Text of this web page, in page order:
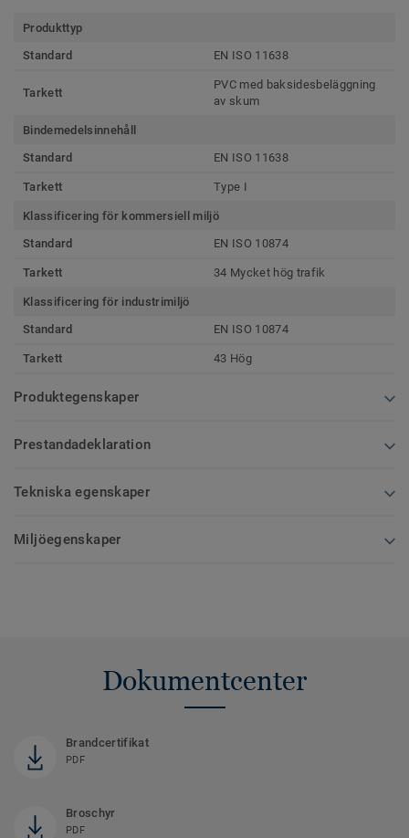
Produkttyp
Standard
EN ISO 11638
Tarkett
PVC med baksidesbeläggning
av skum
Bindemedelsinnehåll
Standard
EN ISO 11638
Tarkett Type I
Klassificering för kommersiell miljö
Standard
EN ISO 10874
Tarkett 34 Mycket hög trafik
Klassificering för industrimiljö
Standard
EN ISO 10874
Tarkett 43 Hög
Produktegenskaper
Prestandadeklaration
Tekniska egenskaper
Miljöegenskaper
Dokumentcenter
Brandcertifikat
PDF
Broschyr
PDF